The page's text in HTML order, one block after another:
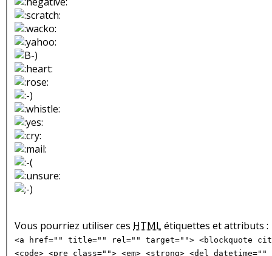
Vous pourriez utiliser ces HTMLétiquettes et attributs :
<a href="" title="" rel="" target=""> <blockquote
<code> <pre class=""> <em> <strong> <del